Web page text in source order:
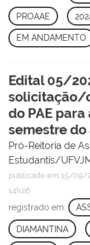
PROAAE
EM ANDAMENTO
Edital 05/
solicitação/
do PAE
semestre do
Pró-Reitoria de
Estudantis/
publicado em 15/09/
14h26
registrado em:
DIAMANTINA